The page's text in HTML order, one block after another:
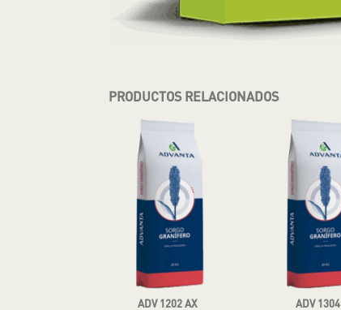
PRODUCTOS RELACIONADOS
ADV 1202 AX ADV 1304